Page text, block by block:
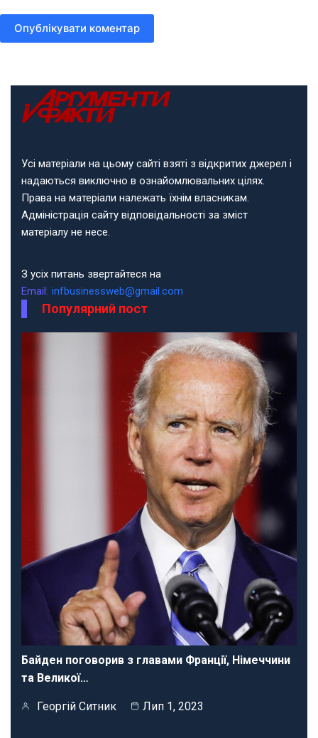
Опублікувати коментар
Усі матеріали на цьому сайті взяті з відкритих джерел і
надаються виключно в ознайомлювальних цілях.
Права на матеріали належать їхнім власникам.
Адміністрація сайту відповідальності за зміст
матеріалу не несе.
З усіх питань звертайтеся на
Email: infbusinessweb@gmail.com
Популярний пост
Байден поговорив з главами Франції, Німеччини
та Великої…
Георгій Ситник Лип 1, 2023